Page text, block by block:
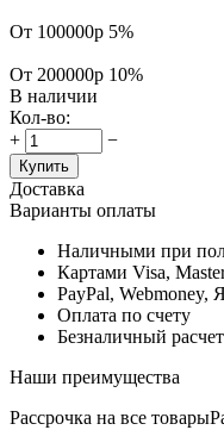
От 100000р 5%
От 200000р 10%
В наличии
Кол-во:
+
−
Купить
Доставка
Варианты оплаты
Наличными при
Картами Visa,
PayPal, Webmoney,
Оплата по счету
Безналичный
Наши преимущества
Рассрочка на все товары